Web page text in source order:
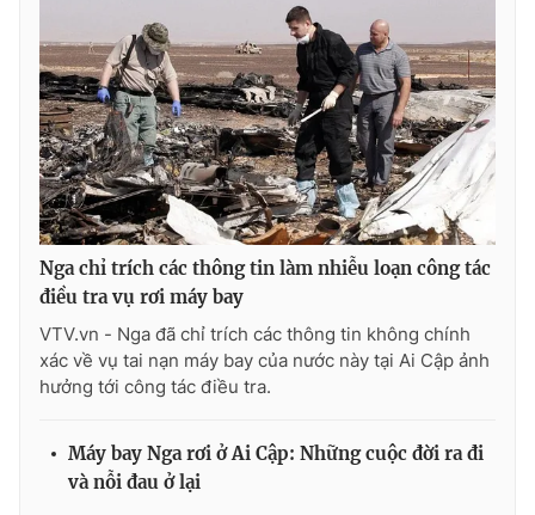
THỜI BÁO VTV
Theo dõi báo trên
Cơ quan chủ quản:Đài Truyền hình Việt Nam
Cơ quan báo chí:Thời báo VTV
Giấy phép hoạt động báo in và báo điện tử số 483/GP-BTTTT
cấp ngày 29/12/2023
Phó Tổng Biên tập:Nguyễn Thị Mỹ Hạnh, Phạm Quốc Thắng,
Nguyễn Trọng Ninh
Nga chỉ trích các thông tin làm nhiễu loạn công tác
điều tra vụ rơi máy bay
VTV.vn - Nga đã chỉ trích các thông tin không chính
xác về vụ tai nạn máy bay của nước này tại Ai Cập ảnh
hưởng tới công tác điều tra.
Máy bay Nga rơi ở Ai Cập: Những cuộc đời ra đi
và nỗi đau ở lại